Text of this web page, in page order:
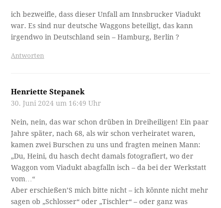
ich bezweifle, dass dieser Unfall am Innsbrucker Viadukt
war. Es sind nur deutsche Waggons beteiligt, das kann
irgendwo in Deutschland sein – Hamburg, Berlin ?
Antworten
Henriette Stepanek
30. Juni 2024 um 16:49 Uhr
Nein, nein, das war schon drüben in Dreiheiligen! Ein paar
Jahre später, nach 68, als wir schon verheiratet waren,
kamen zwei Burschen zu uns und fragten meinen Mann:
„Du, Heini, du hasch decht damals fotografiert, wo der
Waggon vom Viadukt abagfalln isch – da bei der Werkstatt
vom…“
Aber erschießen’S mich bitte nicht – ich könnte nicht mehr
sagen ob „Schlosser“ oder „Tischler“ – oder ganz was